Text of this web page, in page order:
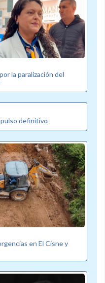
la paralización del
definitivo
en El Cisne y